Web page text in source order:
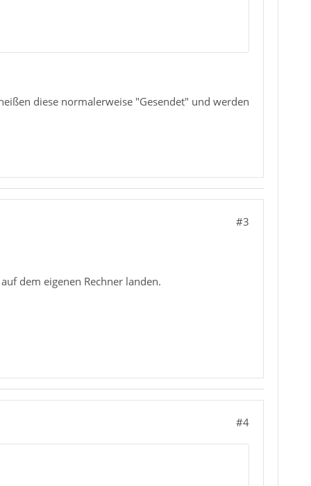
diese normalerweise "Gesendet" und werden
#3
dem eigenen Rechner landen.
#4